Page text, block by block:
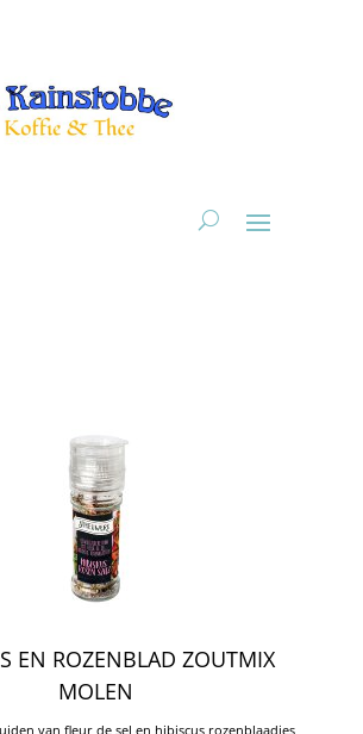
EN ROZENBLAD ZOUTMIX
MOLEN
van fleur de sel en hibiscus rozenblaadjes